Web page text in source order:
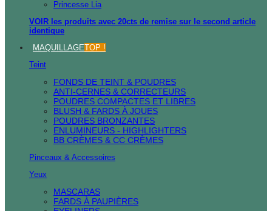
Princesse Lia
VOIR les produits avec 20cts de remise sur le second article
identique
MAQUILLAGETOP !
Teint
FONDS DE TEINT & POUDRES
ANTI-CERNES & CORRECTEURS
POUDRES COMPACTES ET LIBRES
BLUSH & FARDS À JOUES
POUDRES BRONZANTES
ENLUMINEURS - HIGHLIGHTERS
BB CRÈMES & CC CRÈMES
Pinceaux & Accessoires
Yeux
MASCARAS
FARDS À PAUPIÈRES